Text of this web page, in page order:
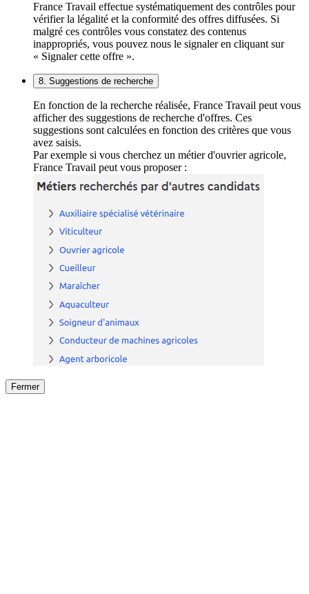
France Travail effectue systématiquement des contrôles pour
vérifier la légalité et la conformité des offres diffusées. Si
malgré ces contrôles vous constatez des contenus
inappropriés, vous pouvez nous le signaler en cliquant sur
« Signaler cette offre ».
8. Suggestions de recherche
En fonction de la recherche réalisée, France Travail peut vous
afficher des suggestions de recherche d'offres. Ces
suggestions sont calculées en fonction des critères que vous
avez saisis.
Par exemple si vous cherchez un métier d'ouvrier agricole,
France Travail peut vous proposer :
Fermer